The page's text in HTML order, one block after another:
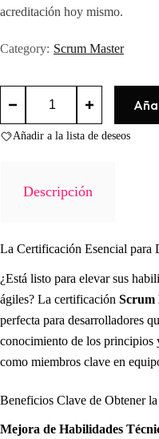
acreditación hoy mismo.
Category: Scrum Master
Developer
(SDC)
Añadir a la lista de deseos
Descripción
La Certificación Esencial para
¿Está listo para elevar sus
ágiles? La certificación Scrum
perfecta para desarrolladores
conocimiento de los principios
como miembros clave en
Beneficios Clave de Obtener
Mejora de Habilidades